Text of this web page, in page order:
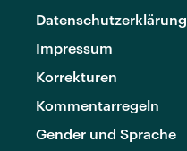
Datenschutzerklärung
Impressum
Korrekturen
Kommentarregeln
Gender und Sprache